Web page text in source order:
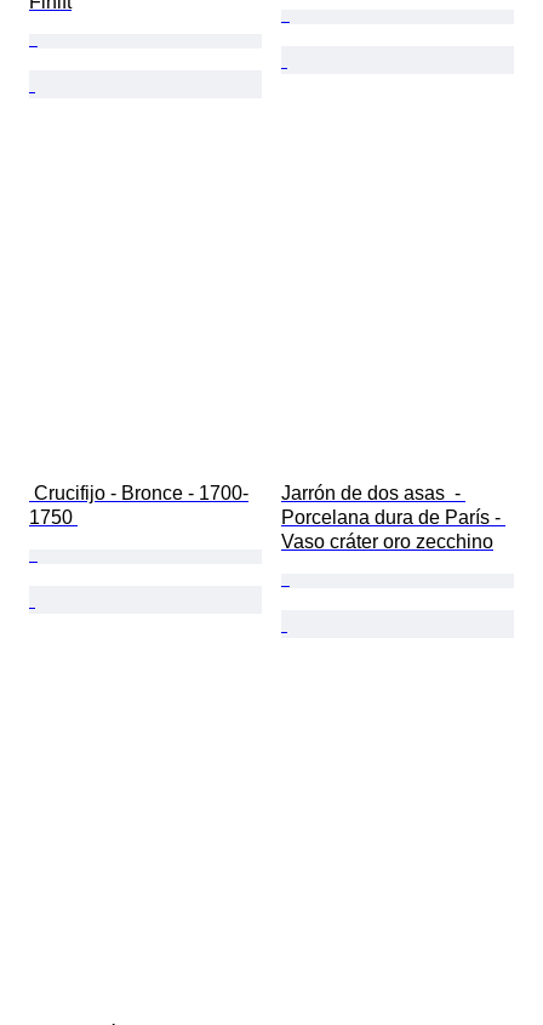
1750
Jarrón de dos asas  -
Porcelana dura de París -
Vaso cráter oro zecchino